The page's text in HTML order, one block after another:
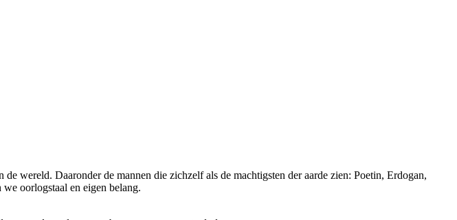
wereld. Daaronder de mannen die zichzelf als de machtigsten der aarde zien: Poetin, Erdogan,
oorlogstaal en eigen belang.